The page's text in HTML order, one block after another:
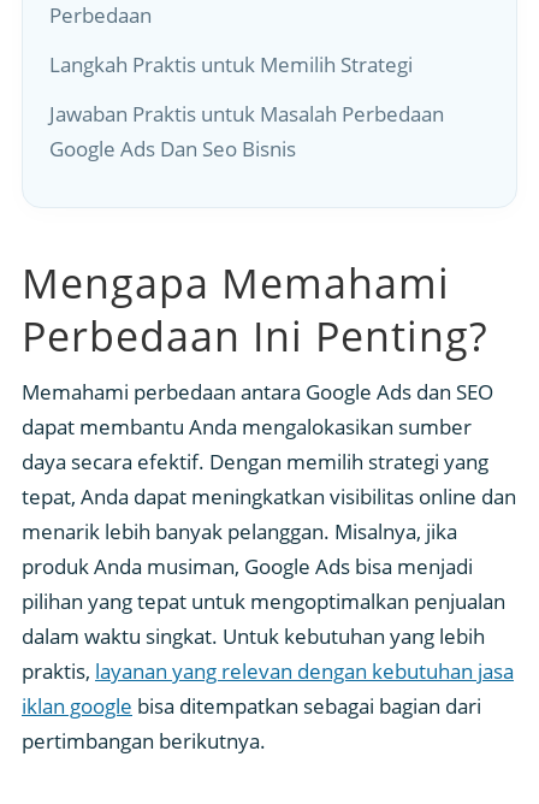
Perbedaan
Langkah Praktis untuk Memilih Strategi
Jawaban Praktis untuk Masalah Perbedaan
Google Ads Dan Seo Bisnis
Mengapa Memahami
Perbedaan Ini Penting?
Memahami perbedaan antara Google Ads dan SEO
dapat membantu Anda mengalokasikan sumber
daya secara efektif. Dengan memilih strategi yang
tepat, Anda dapat meningkatkan visibilitas online dan
menarik lebih banyak pelanggan. Misalnya, jika
produk Anda musiman, Google Ads bisa menjadi
pilihan yang tepat untuk mengoptimalkan penjualan
dalam waktu singkat. Untuk kebutuhan yang lebih
praktis, layanan yang relevan dengan kebutuhan jasa
iklan google bisa ditempatkan sebagai bagian dari
pertimbangan berikutnya.